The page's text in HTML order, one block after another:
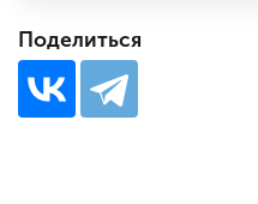
Поделиться